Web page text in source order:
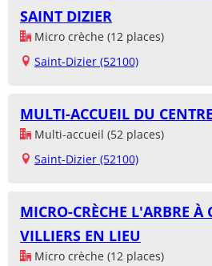
SAINT DIZIER
Micro crèche (12 places)
Saint-Dizier (52100)
MULTI-ACCUEIL DU
Multi-accueil (52 places)
Saint-Dizier (52100)
MICRO-CRÈCHE L'ARBRE À
VILLIERS EN LIEU
Micro crèche (12 places)